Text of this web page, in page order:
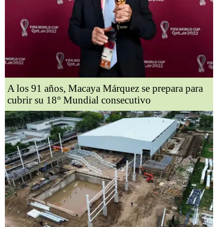
A los 91 años, Macaya Márquez se prepara para
cubrir su 18° Mundial consecutivo